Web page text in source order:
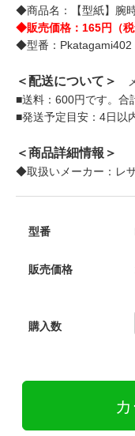
◆商品名：【型紙】腕
◆販売価格：165円（税
◆型番：Pkatagami402
＜配送について＞
■送料：600円です。合
■発送予定目安：4日以
＜商品詳細情報＞
◆取扱いメーカー：レ
型番
販売価格
購入数